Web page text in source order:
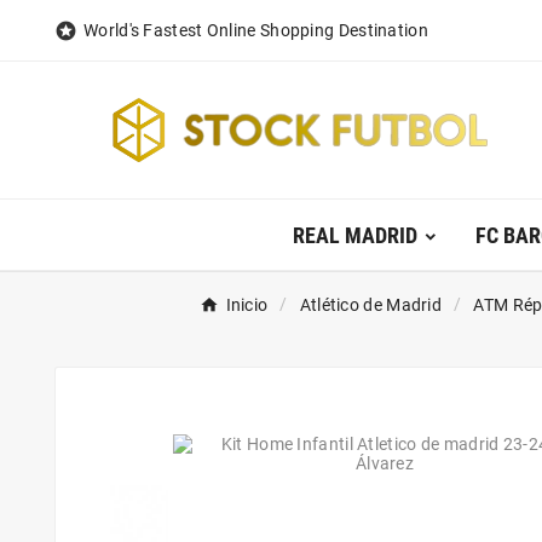
 World's Fastest Online Shopping Destination
REAL MADRID FC
Inicio Atlético de Madrid ATM